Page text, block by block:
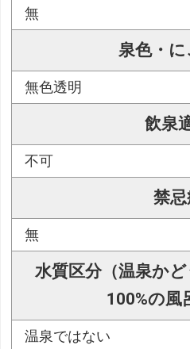
無
泉色・
無色透明
飲泉
不可
禁忌
無
水質区分（温泉か
100%の風
温泉ではない